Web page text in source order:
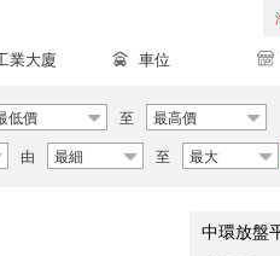
業大廈 車位
低價 至 最高價
由 最細 至 最大
中環放盤